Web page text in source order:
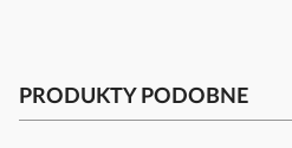
PRODUKTY PODOBNE